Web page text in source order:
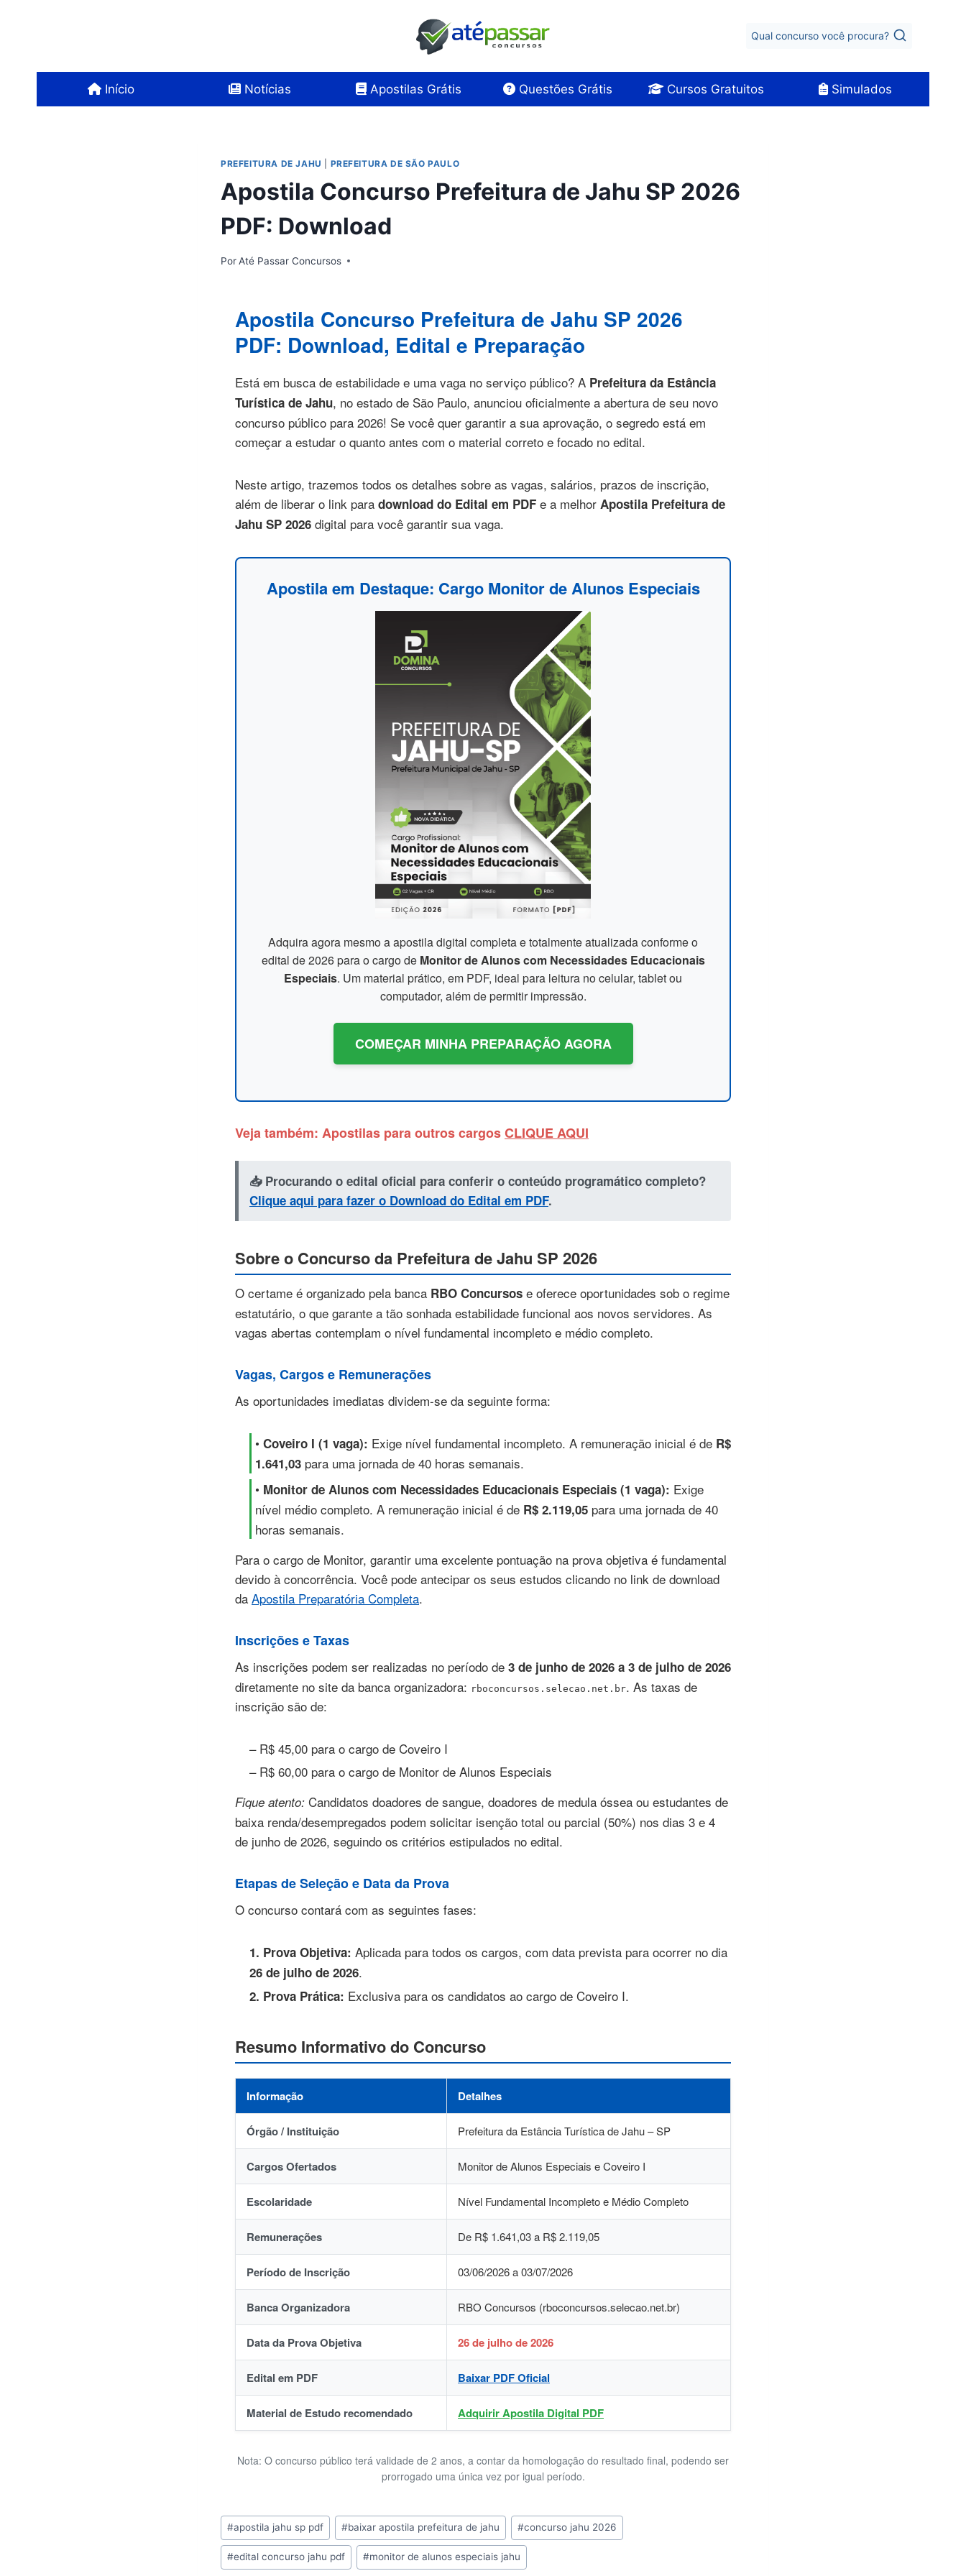
Qual concurso você procura?
Início Notícias Apostilas Grátis Questões Grátis Cursos Gratuitos Simulados
PREFEITURA DE JAHU PREFEITURA DE SÃO PAULO
Apostila Concurso Prefeitura de Jahu SP 2026
PDF: Download
PorAté Passar Concursos
Apostila Concurso Prefeitura de Jahu SP 2026
PDF: Download, Edital e Preparação
Está em busca de estabilidade e uma vaga no serviço público? A Prefeitura da Estância
Turística de Jahu, no estado de São Paulo, anunciou oficialmente a abertura de seu novo
concurso público para 2026! Se você quer garantir a sua aprovação, o segredo está em
começar a estudar o quanto antes com o material correto e focado no edital.
Neste artigo, trazemos todos os detalhes sobre as vagas, salários, prazos de inscrição,
além de liberar o link para download do Edital em PDF e a melhor Apostila Prefeitura de
Jahu SP 2026 digital para você garantir sua vaga.
Apostila em Destaque: Cargo Monitor de Alunos Especiais
Adquira agora mesmo a apostila digital completa e totalmente atualizada conforme o
edital de 2026 para o cargo de Monitor de Alunos com Necessidades Educacionais
Especiais. Um material prático, em PDF, ideal para leitura no celular, tablet ou
computador, além de permitir impressão.
COMEÇAR MINHA PREPARAÇÃO AGORA
Veja também: Apostilas para outros cargosCLIQUE AQUI
📥 Procurando o edital oficial para conferir o conteúdo programático completo?
Clique aqui para fazer o Download do Edital em PDF.
Sobre o Concurso da Prefeitura de Jahu SP 2026
O certame é organizado pela banca RBO Concursos e oferece oportunidades sob o regime
estatutário, o que garante a tão sonhada estabilidade funcional aos novos servidores. As
vagas abertas contemplam o nível fundamental incompleto e médio completo.
Vagas, Cargos e Remunerações
As oportunidades imediatas dividem-se da seguinte forma:
• Coveiro I (1 vaga): Exige nível fundamental incompleto. A remuneração inicial é de R$
1.641,03 para uma jornada de 40 horas semanais.
• Monitor de Alunos com Necessidades Educacionais Especiais (1 vaga): Exige
nível médio completo. A remuneração inicial é de R$ 2.119,05 para uma jornada de 40
horas semanais.
Para o cargo de Monitor, garantir uma excelente pontuação na prova objetiva é fundamental
devido à concorrência. Você pode antecipar os seus estudos clicando no link de download
da Apostila Preparatória Completa.
Inscrições e Taxas
As inscrições podem ser realizadas no período de 3 de junho de 2026 a 3 de julho de 2026
diretamente no site da banca organizadora: rboconcursos.selecao.net.br. As taxas de
inscrição são de:
– R$ 45,00 para o cargo de Coveiro I
– R$ 60,00 para o cargo de Monitor de Alunos Especiais
Fique atento: Candidatos doadores de sangue, doadores de medula óssea ou estudantes de
baixa renda/desempregados podem solicitar isenção total ou parcial (50%) nos dias 3 e 4
de junho de 2026, seguindo os critérios estipulados no edital.
Etapas de Seleção e Data da Prova
O concurso contará com as seguintes fases:
1. Prova Objetiva: Aplicada para todos os cargos, com data prevista para ocorrer no dia
26 de julho de 2026.
2. Prova Prática: Exclusiva para os candidatos ao cargo de Coveiro I.
Resumo Informativo do Concurso
Informação Detalhes
Órgão / Instituição Prefeitura da Estância Turística de Jahu – SP
Cargos Ofertados Monitor de Alunos Especiais e Coveiro I
Escolaridade Nível Fundamental Incompleto e Médio Completo
Remunerações De R$ 1.641,03 a R$ 2.119,05
Período de Inscrição 03/06/2026 a 03/07/2026
Banca Organizadora RBO Concursos (rboconcursos.selecao.net.br)
Data da Prova Objetiva 26 de julho de 2026
Edital em PDF Baixar PDF Oficial
Material de Estudo recomendado Adquirir Apostila Digital PDF
Nota: O concurso público terá validade de 2 anos, a contar da homologação do resultado final, podendo ser
prorrogado uma única vez por igual período.
Tags
do
Post:
#apostila jahu sp pdf #baixar apostila prefeitura de jahu #concurso jahu 2026
#edital concurso jahu pdf #monitor de alunos especiais jahu